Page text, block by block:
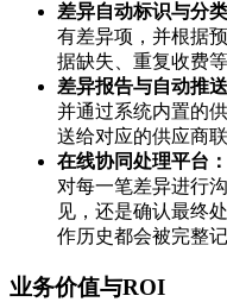
差异自动标识与分类
有差异项，并根据
据缺失、重复收费
差异报告与自动推送
并通过系统内置的
送给对应的供应商
在线协同处理平台：
对每一笔差异进行
见，还是确认最终
作历史都会被完整
业务价值与ROI